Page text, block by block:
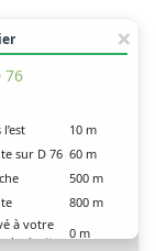
76
10 m
sur D 76 60 m
500 m
800 m
à votre
la droite
0 m